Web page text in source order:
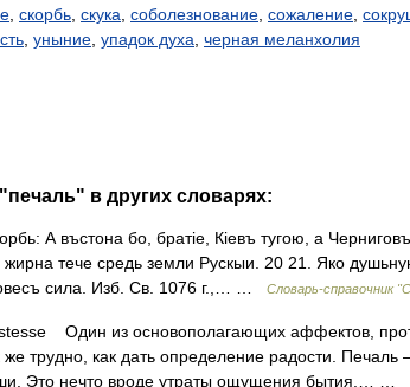
скорбь скука соболезнование сожаление
уныние упадок духа черная меланхолия
в других словарях:
А въстона бо, братіе, Кіевъ тугою, а
тече средь земли Рускыи. 20 21. Яко
сила. Изб. Св. 1076 г.,… …
Словарь-справочник
Один из основополагающих аффектов,
трудно, как дать определение радости. Печаль
Это нечто вроде утраты ощущения бытия,… …